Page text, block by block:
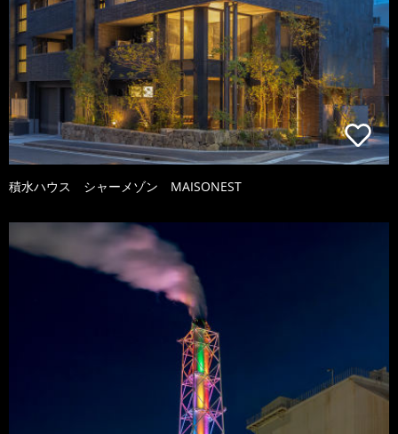
積水ハウス シャーメゾン MAISONEST